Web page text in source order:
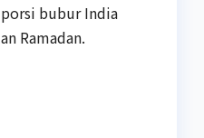
bubur India
Ramadan.